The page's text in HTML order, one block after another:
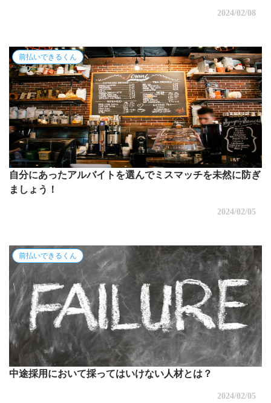
2024/02/08
前払いできるくん
自分にあったアルバイトを選んでミスマッチを未然に防ぎ
ましょう！
2024/02/05
前払いできるくん
中途採用において採ってはいけない人材とは？
2024/02/05